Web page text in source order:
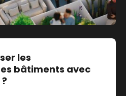
les
bâtiments avec